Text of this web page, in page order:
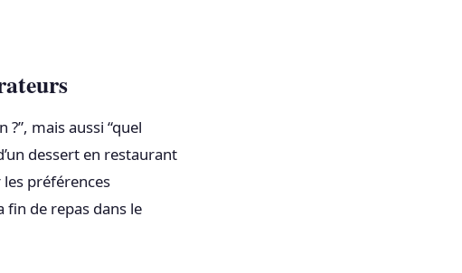
mais aussi “quel
dessert en restaurant
préférences
fin de repas dans le